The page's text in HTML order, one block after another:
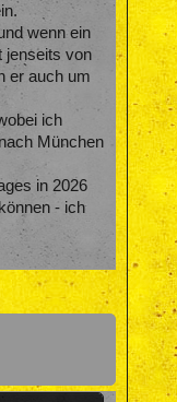
wenn ein
jenseits von
er auch um
ich
München
in 2026
- ich